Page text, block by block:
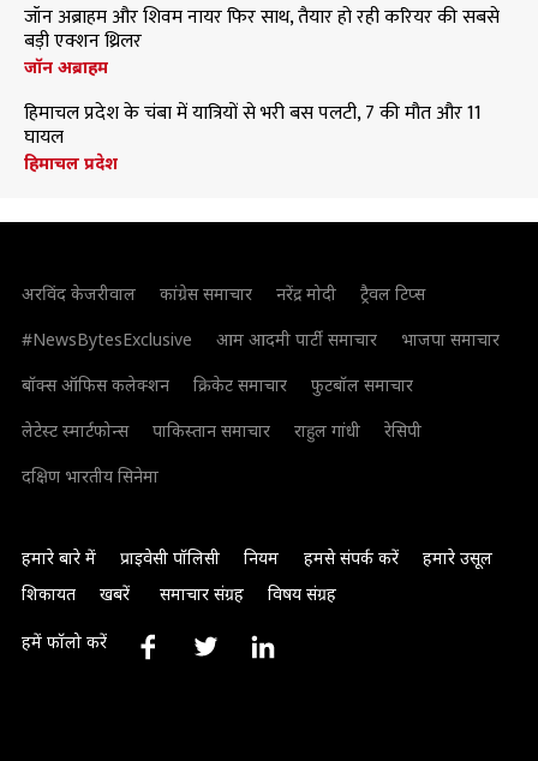
जॉन अब्राहम और शिवम नायर फिर साथ, तैयार हो रही करियर की सबसे
बड़ी एक्शन थ्रिलर
जॉन अब्राहम
हिमाचल प्रदेश के चंबा में यात्रियों से भरी बस पलटी, 7 की मौत और 11
घायल
हिमाचल प्रदेश
अरविंद केजरीवाल कांग्रेस समाचार नरेंद्र मोदी
ट्रैवल टिप्स
#NewsBytesExclusive
आम आदमी पार्टी समाचार
भाजपा समाचार
बॉक्स ऑफिस कलेक्शन
क्रिकेट समाचार
फुटबॉल समाचार
लेटेस्ट स्मार्टफोन्स
पाकिस्तान समाचार राहुल गांधी
रेसिपी
दक्षिण भारतीय सिनेमा
हमारे बारे में प्राइवेसी पॉलिसी नियम हमसे संपर्क करें
हमारे उसूल
शिकायत
खबरें समाचार संग्रह विषय संग्रह
हमें फॉलो करें